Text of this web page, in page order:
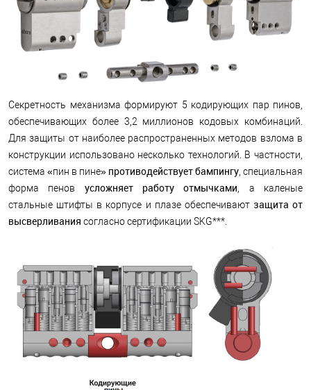
Секретность механизма формируют 5 кодирующих пар пинов,
обеспечивающих более 3,2 миллионов кодовых комбинаций.
Для защиты от наиболее распространенных методов взлома в
конструкции использовано несколько технологий. В частности,
система «пин в пине» противодействует бампингу , специальная
форма пенов усложняет работу отмычками , а каленые
стальные штифты в корпусе и плазе обеспечивают защита от
высверливания согласно сертификации SKG***.